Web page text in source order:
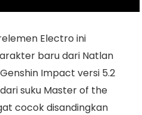
Electro ini
baru dari Natlan
Impact versi 5.2
suku Master of the
cocok disandingkan